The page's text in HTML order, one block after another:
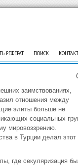
РЕФЕРАТ ПОИСК
заимствованиях,
отношения между
элиты больше не
социальных
мировоззрению.
в Турции делал этот
где секуляризация